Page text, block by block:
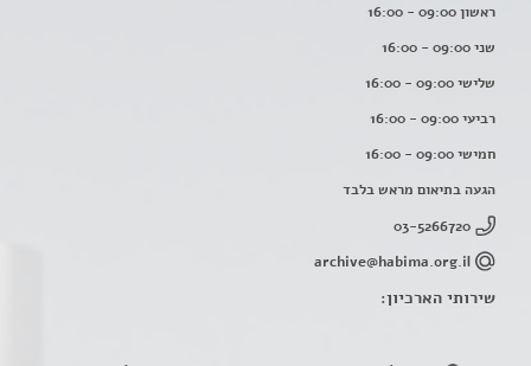
ראשון 09:00 - 16:00
שני 09:00 - 16:00
שלישי 09:00 - 16:00
רביעי 09:00 - 16:00
חמישי 09:00 - 16:00
הגעה בתיאום מראש בלבד
03-5266720
archive@habima.org.il
שירותי הארכיון: